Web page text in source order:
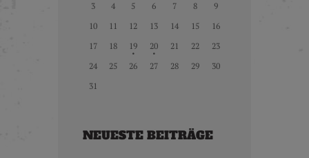
3
4 5 6 7 8
9
10
11 12 13 14 15
16
17
18 19 20 21 22
23
24
25 26 27 28 29
30
31
NEUESTE BEITRÄGE